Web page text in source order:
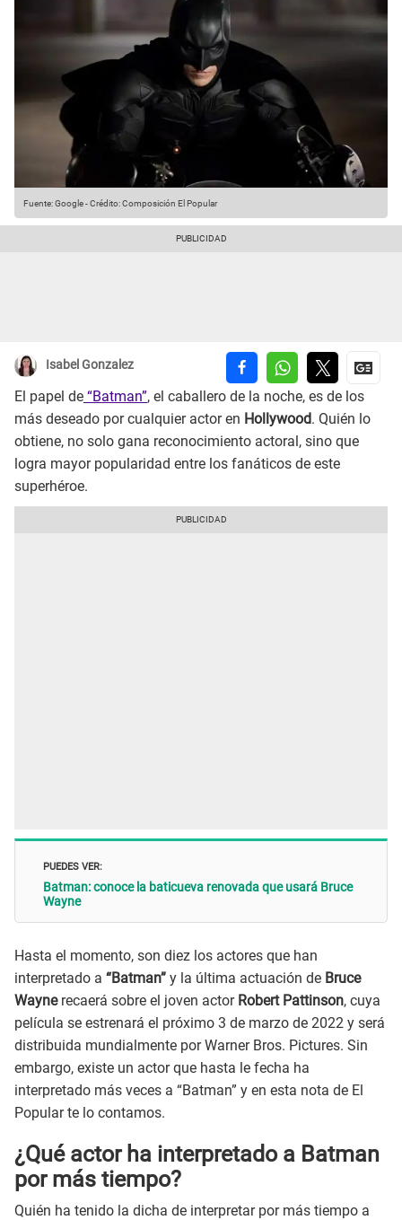
Fuente: Google-Crédito: Composición El Popular
Isabel Gonzalez
El papel de “Batman”, el caballero de la noche, es de los
más deseado por cualquier actor en Hollywood. Quién lo
obtiene, no solo gana reconocimiento actoral, sino que
logra mayor popularidad entre los fanáticos de este
superhéroe.
PUEDES VER:
Batman: conoce la baticueva renovada que usará Bruce
Wayne
Hasta el momento, son diez los actores que han
interpretado a “Batman” y la última actuación de Bruce
Wayne recaerá sobre el joven actorRobert Pattinson, cuya
película se estrenará el próximo 3 de marzo de 2022 y será
distribuida mundialmente por Warner Bros. Pictures. Sin
embargo, existe un actor que hasta le fecha ha
interpretado más veces a “Batman” y en esta nota de El
Popular te lo contamos.
¿Qué actor ha interpretado a Batman
por más tiempo?
Quién ha tenido la dicha de interpretar por más tiempo a